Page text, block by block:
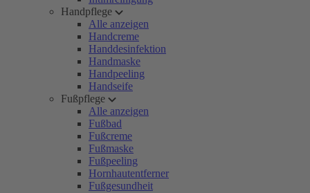
Handpflege
Alle anzeigen
Handcreme
Handdesinfektion
Handmaske
Handpeeling
Handseife
Fußpflege
Alle anzeigen
Fußbad
Fußcreme
Fußmaske
Fußpeeling
Hornhautentferner
Fußgesundheit